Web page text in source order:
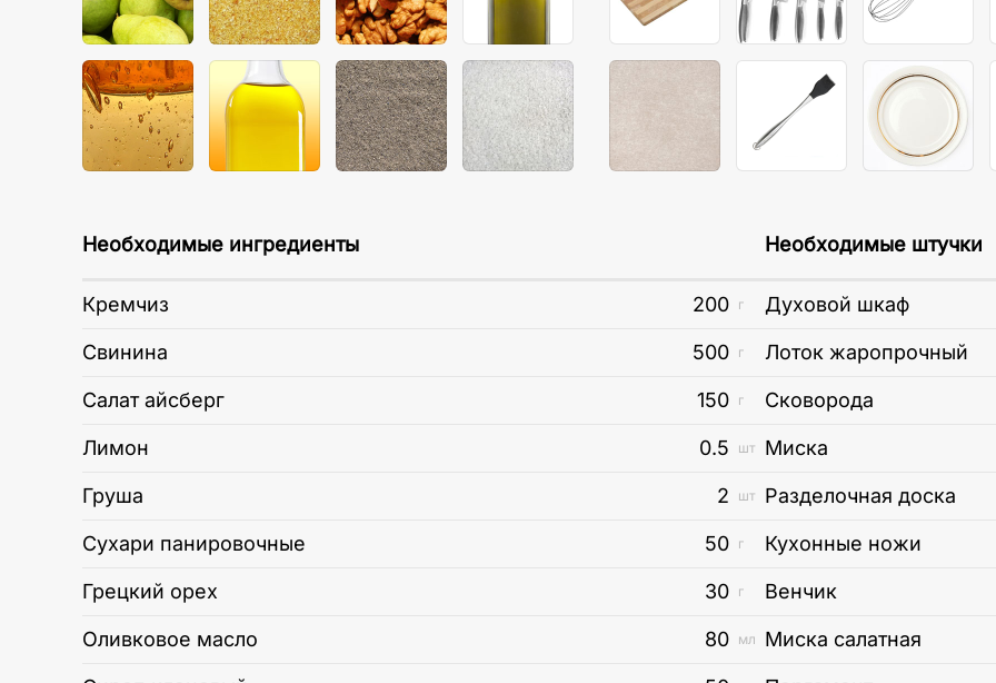
Необходимые ингредиенты
Кремчиз 200 г
Свинина 500 г
Салат айсберг 150 г
Лимон 0.5 шт
Груша 2 шт
Сухари панировочные 50 г
Грецкий орех 30 г
Оливковое масло 80 мл
Необходимые штучки
Духовой шкаф
Лоток жаропрочный
Сковорода
Миска
Разделочная доска
Кухонные ножи
Венчик
Миска салатная